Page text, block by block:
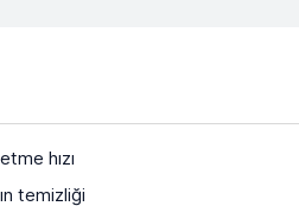
hızı
temizliği